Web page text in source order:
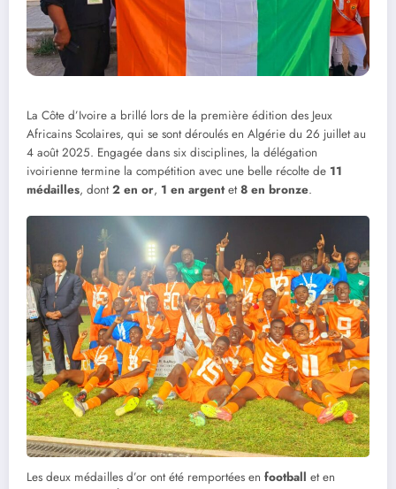
La Côte d’Ivoire a brillé lors de la première édition des Jeux
Africains Scolaires, qui se sont déroulés en Algérie du 26 juillet au
4 août 2025. Engagée dans six disciplines, la délégation
ivoirienne termine la compétition avec une belle récolte de 11
médailles, dont2 en or, 1 en argentet8 en bronze.
Les deux médailles d’or ont été remportées en football et en